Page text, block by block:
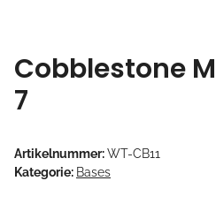
Cobblestone
7
Artikelnummer:WT-CB11
Kategorie: Bases